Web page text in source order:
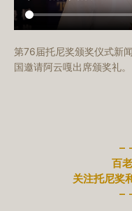
第76届托尼奖颁奖仪式新
国邀请阿云嘎出席颁奖礼。
–
百
关注托尼奖
–